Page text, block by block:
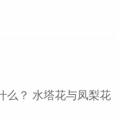
么？ 水塔花与凤梨花